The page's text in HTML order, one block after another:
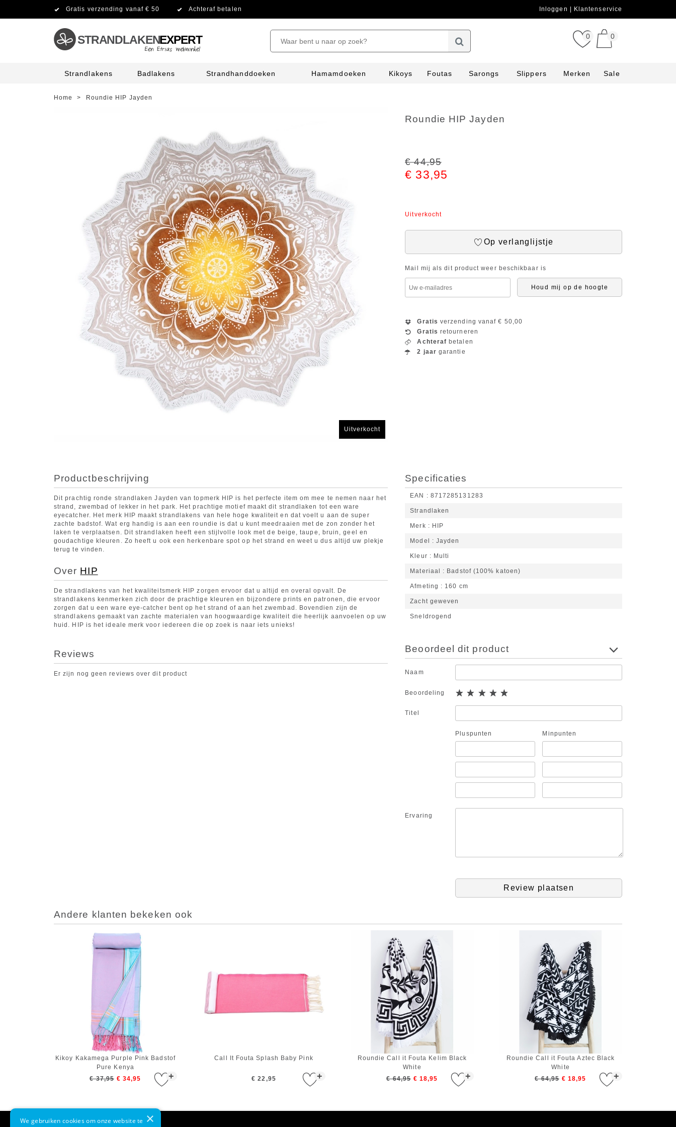
Gratis verzending vanaf € 50 Achteraf betalen Inloggen Klantenservice
STRANDLAKENEXPERT 0 0
Strandlakens Badlakens Strandhanddoeken Hamamdoeken Kikoys Foutas Sarongs Slippers Merken Sale
Home > Roundie HIP Jayden
Uitverkocht
Roundie HIP Jayden
€ 44,95
€ 33,95
Uitverkocht
Op verlanglijstje
Mail mij als dit product weer beschikbaar is
Houd mij op de hoogte
Gratis verzending vanaf € 50,00
Gratis retourneren
Achteraf betalen
2 jaar garantie
Productbeschrijving
Dit prachtig ronde strandlaken Jayden van topmerk HIP is het perfecte item om mee te nemen naar het
strand, zwembad of lekker in het park. Het prachtige motief maakt dit strandlaken tot een ware
eyecatcher. Het merk HIP maakt strandlakens van hele hoge kwaliteit en dat voelt u aan de super
zachte badstof. Wat erg handig is aan een roundie is dat u kunt meedraaien met de zon zonder het
laken te verplaatsen. Dit strandlaken heeft een stijlvolle look met de beige, taupe, bruin, geel en
goudachtige kleuren. Zo heeft u ook een herkenbare spot op het strand en weet u dus altijd uw plekje
terug te vinden.
Over HIP
De strandlakens van het kwaliteitsmerk HIP zorgen ervoor dat u altijd en overal opvalt. De
strandlakens kenmerken zich door de prachtige kleuren en bijzondere prints en patronen, die ervoor
zorgen dat u een ware eye-catcher bent op het strand of aan het zwembad. Bovendien zijn de
strandlakens gemaakt van zachte materialen van hoogwaardige kwaliteit die heerlijk aanvoelen op uw
huid. HIP is het ideale merk voor iedereen die op zoek is naar iets unieks!
Specificaties
EAN 8717285131283
Strandlaken
Merk HIP
Model Jayden
Kleur Multi
Materiaal Badstof (100% katoen)
Afmeting 160 cm
Zacht geweven
Sneldrogend
Reviews
Er zijn nog geen reviews over dit product
Beoordeel dit product
Naam
Beoordeling
Titel
Pluspunten Minpunten
Ervaring
Review plaatsen
Andere klanten bekeken ook
+
Kikoy Kakamega Purple Pink Badstof
Pure Kenya
€ 37,95 € 34,95 +
Call It Fouta Splash Baby Pink
€ 22,95 +
Roundie Call it Fouta Kelim Black
White
€ 64,95 € 18,95 +
Roundie Call it Fouta Aztec Black
White
€ 64,95 € 18,95
×
We gebruiken cookies om onze website te